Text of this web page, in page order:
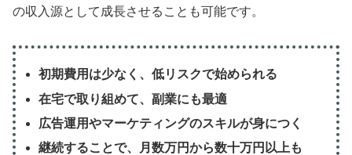
の収入源として成長させることも可能です。
初期費用は少なく、低リスクで始められる
在宅で取り組めて、副業にも最適
広告運用やマーケティングのスキルが身につく
継続することで、月数万円から数十万円以上も